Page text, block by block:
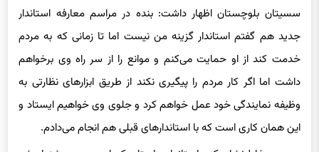
سسیتان بلوچستان اظهار داشت:‌ بنده در مراسم معارفه استاندار
جدید هم گفتم استاندار گزینه من نیست اما تا زمانی که به مردم
خدمت کند از او حمایت می‌کنم و موانع را از سر راه وی برخواهم
داشت اما اگر کار مردم را پیگیری نکند از طریق ابزارهای نظارتی به
وظیفه نمایندگیخود عمل خواهم کرد و جلوی وی خواهیم ایستاد و
این همان کاری است که با استاندارهای قبلی هم انجام می‌دادم.